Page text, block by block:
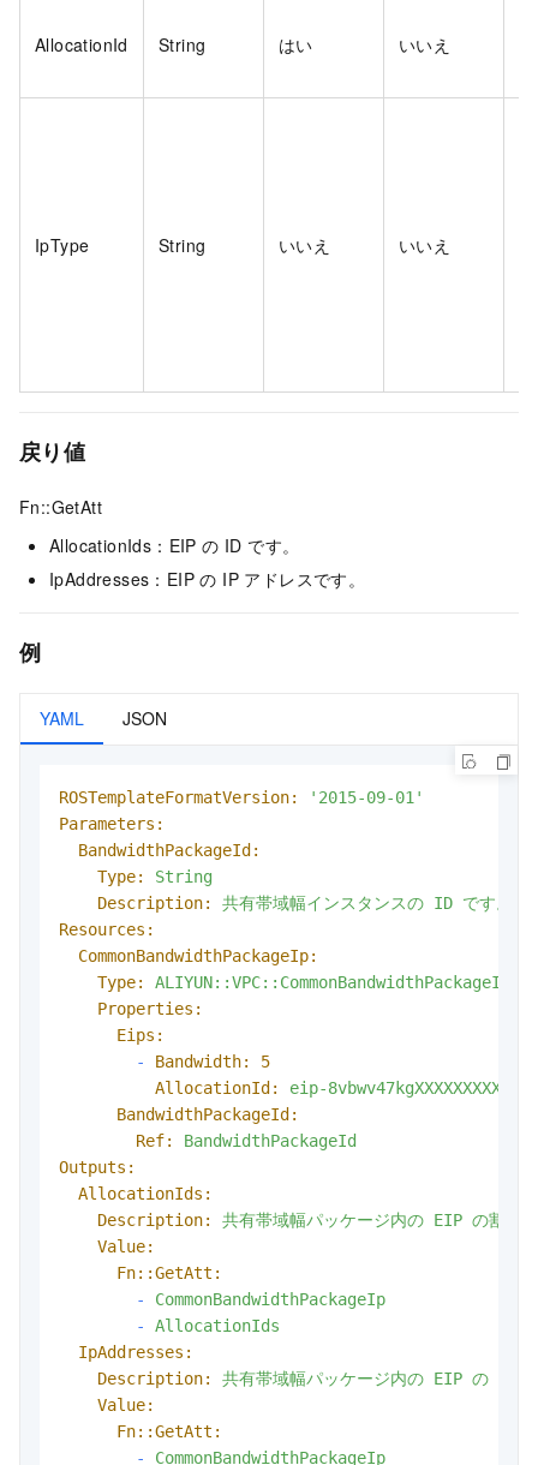
AllocationId String はい いいえ
IpType String いいえ いいえ
戻り値
Fn::GetAtt
AllocationIds：EIP の ID です。
IpAddresses：EIP の IP アドレスです。
例
YAML JSON
ROSTemplateFormatVersion:
'2015-09-01'
Parameters:
BandwidthPackageId:
Type:
String
Description:
共有帯域幅インスタンスの ID です。
Resources:
CommonBandwidthPackageIp:
Type:
ALIYUN::VPC::CommonBandwidthPackageIp
Properties:
Eips:
-
Bandwidth:
5
AllocationId:
eip-8vbwv47kgXXXXXXXXX
BandwidthPackageId:
Ref:
BandwidthPackageId
Outputs:
AllocationIds:
Description:
共有帯域幅パッケージ内の EIP の割り
Value:
Fn::GetAtt:
-
CommonBandwidthPackageIp
-
AllocationIds
IpAddresses:
Description:
共有帯域幅パッケージ内の EIP の
Value:
Fn::GetAtt:
-
CommonBandwidthPackageIp